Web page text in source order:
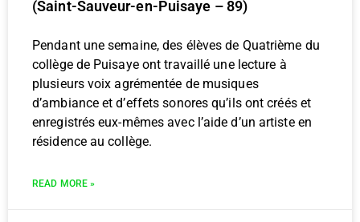
(Saint-Sauveur-en-Puisaye – 89)
Pendant une semaine, des élèves de Quatrième du
collège de Puisaye ont travaillé une lecture à
plusieurs voix agrémentée de musiques
d’ambiance et d’effets sonores qu’ils ont créés et
enregistrés eux-mêmes avec l’aide d’un artiste en
résidence au collège.
READ MORE »